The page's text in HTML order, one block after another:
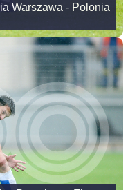
Warszawa - Polonia